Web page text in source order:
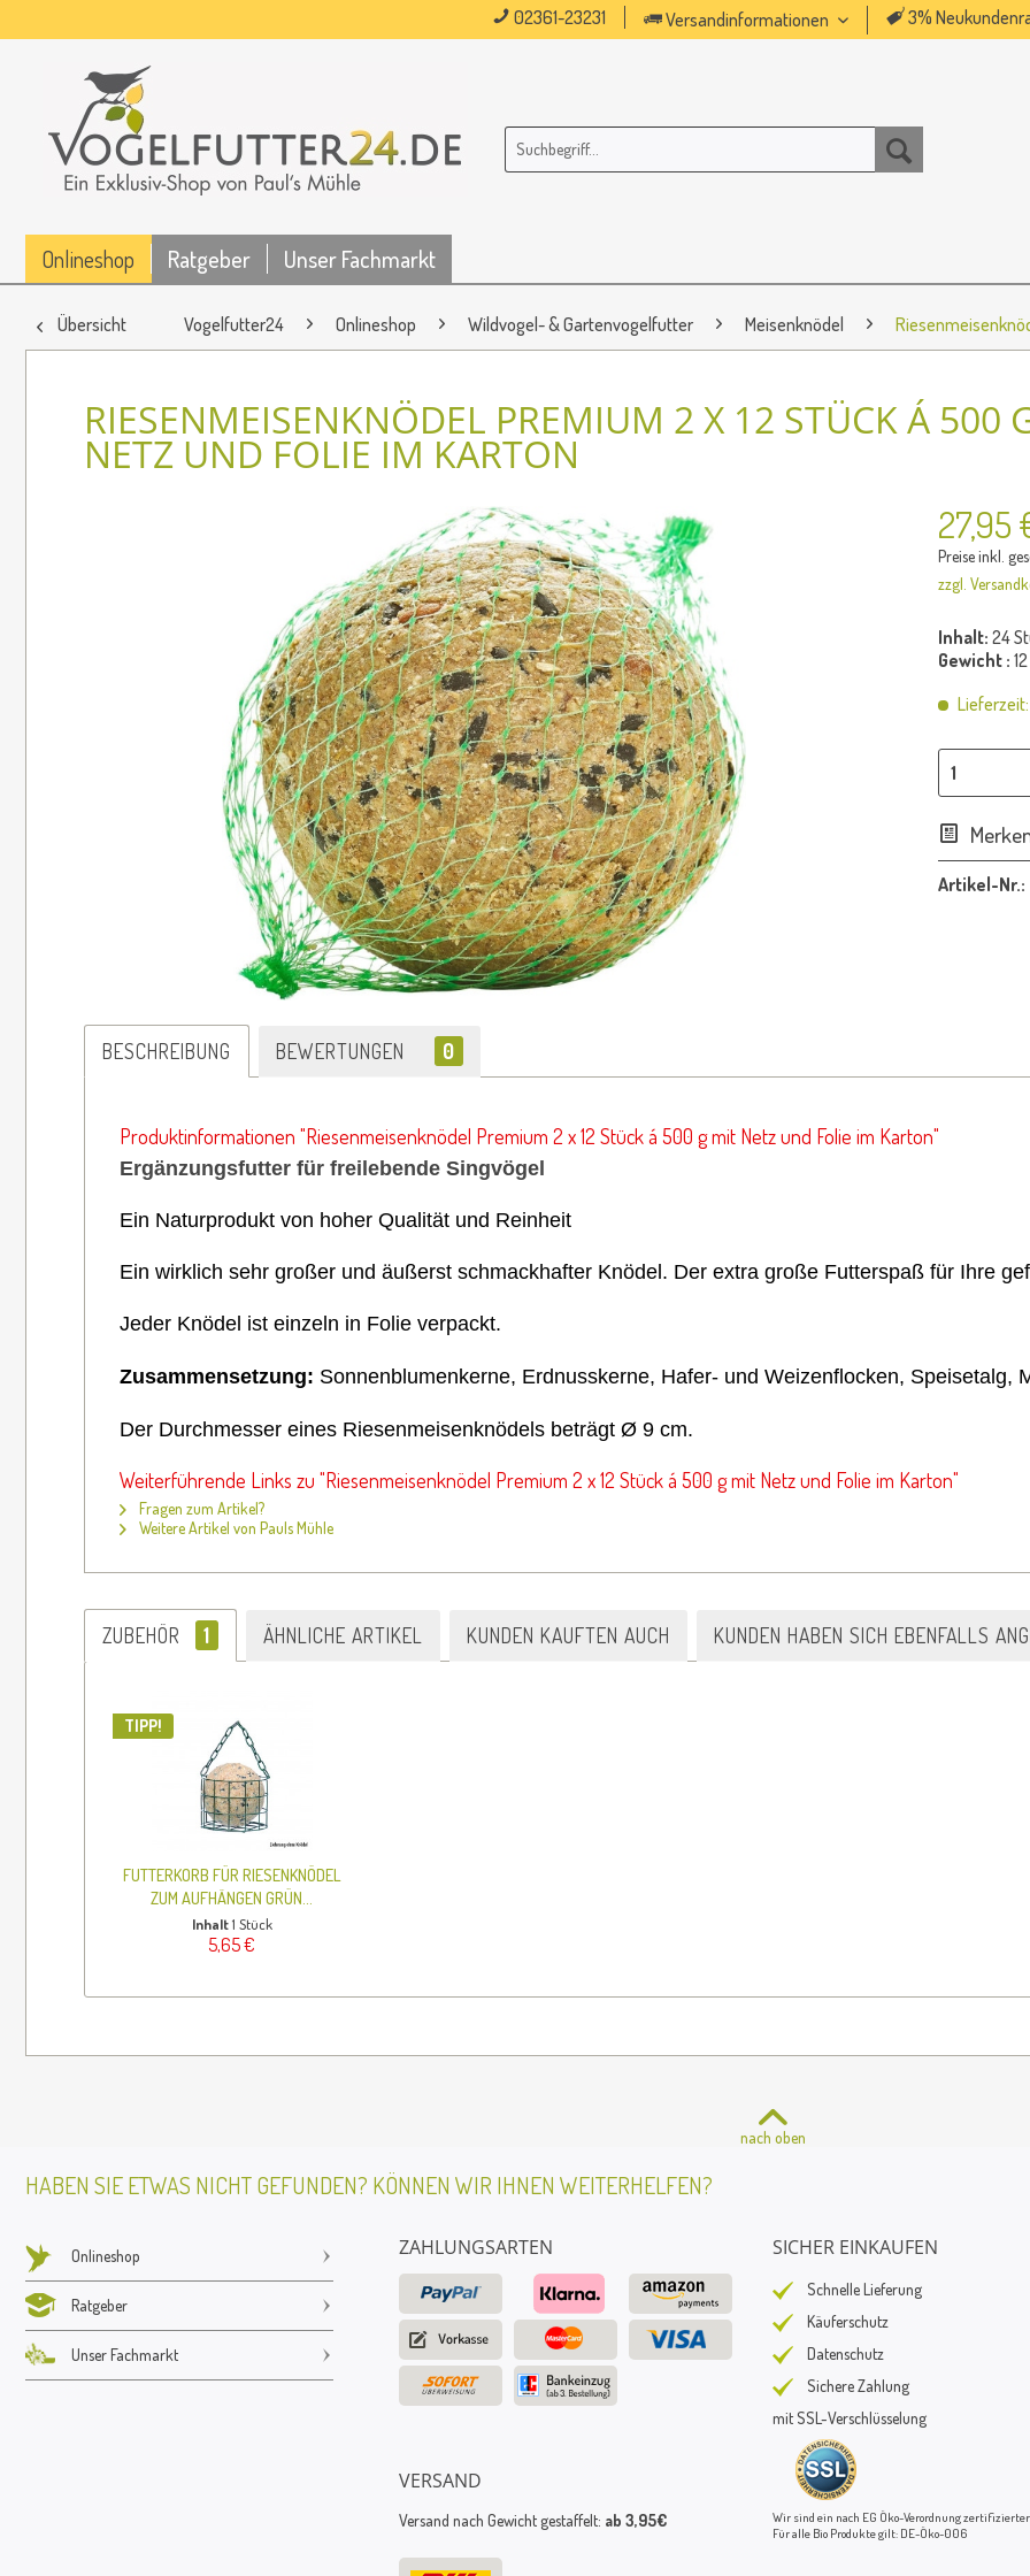
02361-23231 Versandinformationen 3%
Onlineshop Ratgeber Unser Fachmarkt
Übersicht Vogelfutter24 Onlineshop Wildvogel- & Gartenvogelfutter Meisenknödel
RIESENMEISENKNÖDEL PREMIUM 2 X 12 STÜCK Á 500
NETZ UND FOLIE IM KARTON
27,95
Preise inkl.
zzgl.
Inhalt: 24
Gewicht :
Artikel-Nr.:
BESCHREIBUNG BEWERTUNGEN 0
Produktinformationen "Riesenmeisenknödel Premium 2 x 12 Stück á 500 g mit Netz und Folie im Karton"
Ergänzungsfutter für freilebende Singvögel
Ein Naturprodukt von hoher Qualität und Reinheit
Ein wirklich sehr großer und äußerst schmackhafter Knödel. Der extra große Futterspaß für Ihre
Jeder Knödel ist einzeln in Folie verpackt.
Zusammensetzung: Sonnenblumenkerne, Erdnusskerne, Hafer- und Weizenflocken, Speisetalg,
Der Durchmesser eines Riesenmeisenknödels beträgt Ø 9 cm.
Weiterführende Links zu "Riesenmeisenknödel Premium 2 x 12 Stück á 500 g mit Netz und Folie im Karton"
Fragen zum Artikel?
Weitere Artikel von Pauls Mühle
ZUBEHÖR 1 ÄHNLICHE ARTIKEL KUNDEN KAUFTEN AUCH KUNDEN HABEN SICH EBENFALLS
TIPP!
FUTTERKORB FÜR RIESENKNÖDEL
ZUM AUFHÄNGEN GRÜN...
Inhalt1 Stück
5,65 €
nach oben
HABEN SIE ETWAS NICHT GEFUNDEN? KÖNNEN WIR IHNEN WEITERHELFEN?
Onlineshop
Ratgeber
Unser Fachmarkt
ZAHLUNGSARTEN
VERSAND
Versand nach Gewicht gestaffelt: ab 3,95€
SICHER EINKAUFEN
Schnelle Lieferung
Käuferschutz
Datenschutz
Sichere Zahlung
mit SSL-Verschlüsselung
Wir sind ein nach EG Öko-Verordnung
Für alle Bio Produkte gilt: DE-Öko-006